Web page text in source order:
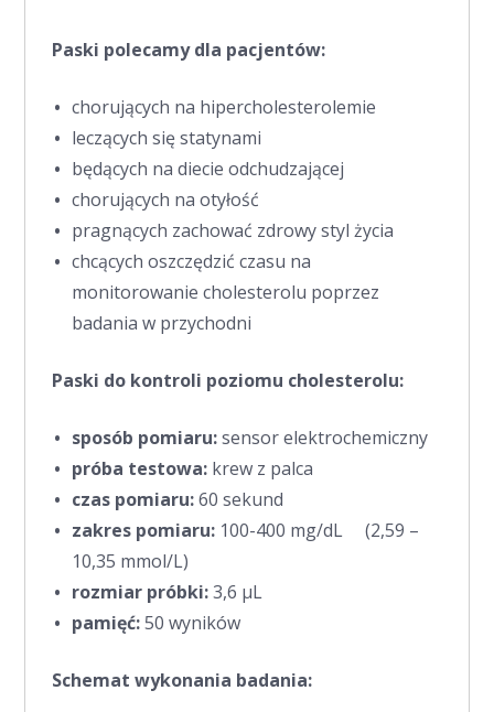
Paski polecamy dla pacjentów:
chorujących na hipercholesterolemie
leczących się statynami
będących na diecie odchudzającej
chorujących na otyłość
pragnących zachować zdrowy styl życia
chcących oszczędzić czasu na
monitorowanie cholesterolu poprzez
badania w przychodni
Paski do kontroli poziomu cholesterolu:
sposób pomiaru:sensor elektrochemiczny
próba testowa: krew z palca
czas pomiaru:60 sekund
zakres pomiaru: 100-400 mg/dL (2,59 –
10,35 mmol/L)
rozmiar próbki:3,6 µL
pamięć:50 wyników
Schemat wykonania badania: